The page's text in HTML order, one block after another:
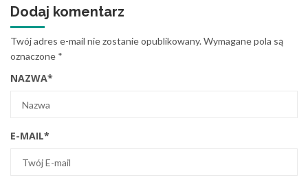
Dodaj komentarz
Twój adres e-mail nie zostanie opublikowany.Wymagane pola są
oznaczone *
NAZWA*
E-MAIL*